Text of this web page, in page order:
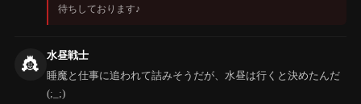
待ちしております♪
👸
水昼戦士
睡魔と仕事に追われて詰みそうだが、水昼は行くと決めたんだ
(;_;)